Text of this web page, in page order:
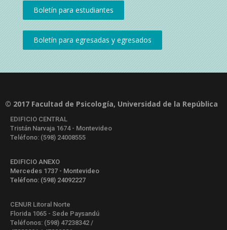
© 2017 Facultad de Psicología, Universidad de la República
EDIFICIO CENTRAL
Tristán Narvaja 1674 - Montevideo
Teléfono: (598) 24008555
EDIFICIO ANEXO
Mercedes 1737 - Montevideo
Teléfono: (598) 24092227
CENUR Litoral Norte
Florida 1065 - Sede Paysandú
Teléfonos: (598) 47238342 /